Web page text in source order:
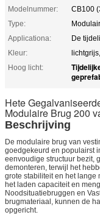
Modelnummer:
CB100
Type:
Applicationa:
De
Kleur:
Hoog licht:
Hete
Modulaire Brug 200
Beschrijving
De modulaire brug van
goedgekeurd en populairst
eenvoudige structuur bezit,
demonteren, terwijl het
grote stabiliteit en het
het laden capaciteit en
Noodsituatiebruggen en
brugmateriaal, kunnen de
opgericht.